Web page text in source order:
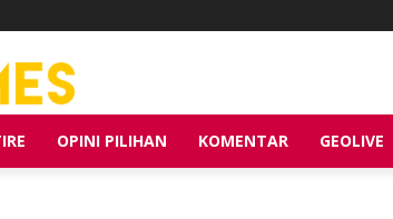
OPINI PILIHAN KOMENTAR GEOLIVE